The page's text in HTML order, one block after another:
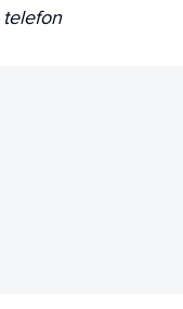
telefon